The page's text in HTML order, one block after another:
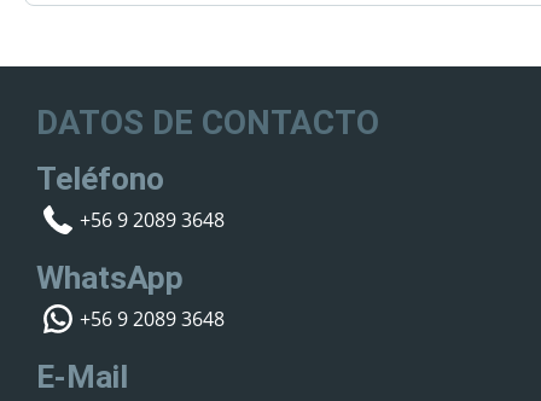
DATOS DE CONTACTO
Teléfono
+56 9 2089 3648
WhatsApp
+56 9 2089 3648
E-Mail